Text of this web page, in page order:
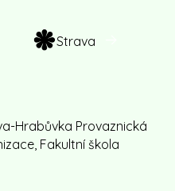
Strava
Hrabůvka Provaznická
Fakultní škola